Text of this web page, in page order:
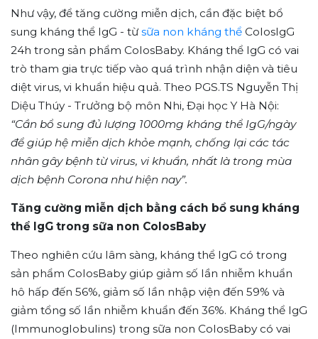
Như vậy, để tăng cường miễn dịch, cần đặc biệt bổ
sung kháng thể IgG - từ sữa non kháng thể ColosIgG
24h trong sản phẩm ColosBaby. Kháng thể IgG có vai
trò tham gia trực tiếp vào quá trình nhận diện và tiêu
diệt virus, vi khuẩn hiệu quả. Theo PGS.TS Nguyễn Thị
Diệu Thúy - Trưởng bộ môn Nhi, Đại học Y Hà Nội:
“Cần bổ sung đủ lượng 1000mg kháng thể IgG/ngày
để giúp hệ miễn dịch khỏe mạnh, chống lại các tác
nhân gây bệnh từ virus, vi khuẩn, nhất là trong mùa
dịch bệnh Corona như hiện nay”.
Tăng cường miễn dịch bằng cách bổ sung kháng
thể IgG trong sữa non ColosBaby
Theo nghiên cứu lâm sàng, kháng thể IgG có trong
sản phẩm ColosBaby giúp giảm số lần nhiễm khuẩn
hô hấp đến 56%, giảm số lần nhập viện đến 59% và
giảm tổng số lần nhiễm khuẩn đến 36%. Kháng thể IgG
(Immunoglobulins) trong sữa non ColosBaby có vai